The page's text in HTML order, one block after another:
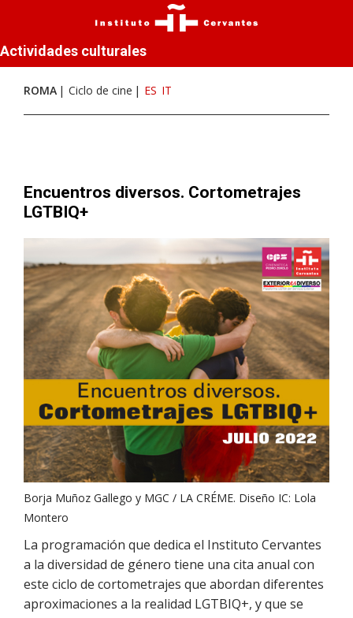
Actividades culturales
ROMA Ciclo de cine ES IT
Encuentros diversos. Cortometrajes
LGTBIQ+
Borja Muñoz Gallego y MGC / LA CRÉME. Diseño IC: Lola
Montero
La programación que dedica el Instituto Cervantes
a la diversidad de género tiene una cita anual con
este ciclo de cortometrajes que abordan diferentes
aproximaciones a la realidad LGTBIQ+, y que se